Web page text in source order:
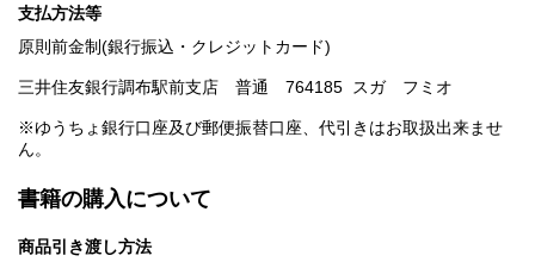
支払方法等
原則前金制(銀行振込・クレジットカード)
三井住友銀行調布駅前支店 普通 764185 スガ フミオ
※ゆうちょ銀行口座及び郵便振替口座、代引きはお取扱出来ませ
ん。
書籍の購入について
商品引き渡し方法